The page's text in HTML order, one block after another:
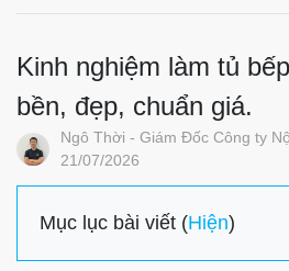
Kinh nghiệm làm tủ
bền, đẹp, chuẩn giá.
Ngô Thời - Giám Đốc Công ty
21/07/2026
Mục lục bài viết (Hiện)